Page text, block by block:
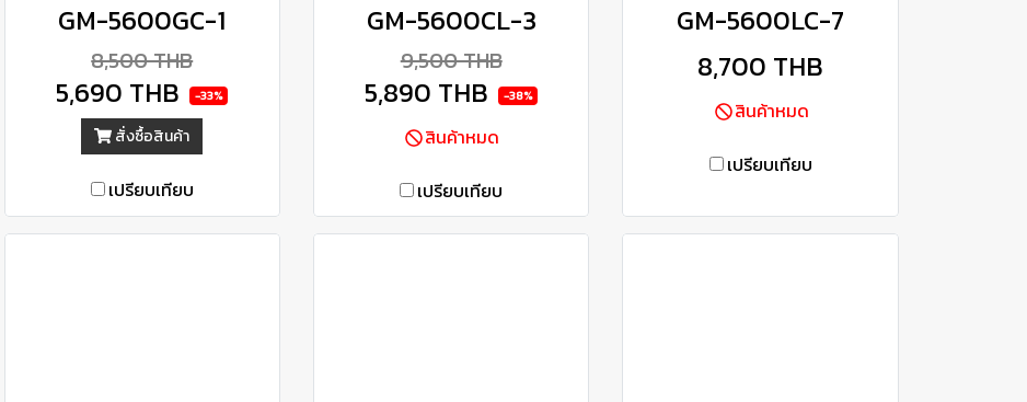
GM-5600GC-1
8,500 THB
5,690 THB -33%
สั่งซื้อสินค้า
เปรียบเทียบ
GM-5600CL-3
9,500 THB
5,890 THB -38%
สินค้าหมด
เปรียบเทียบ
GM-5600LC-7
8,700 THB
สินค้าหมด
เปรียบเทียบ